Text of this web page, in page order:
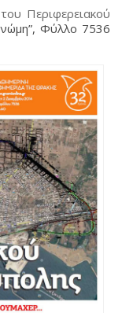
Περιφερειακού
Φύλλο 7536